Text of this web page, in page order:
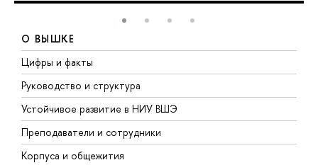
О ВЫШКЕ
Цифры и факты
Руководство и структура
Устойчивое развитие в НИУ ВШЭ
Преподаватели и сотрудники
Корпуса и общежития